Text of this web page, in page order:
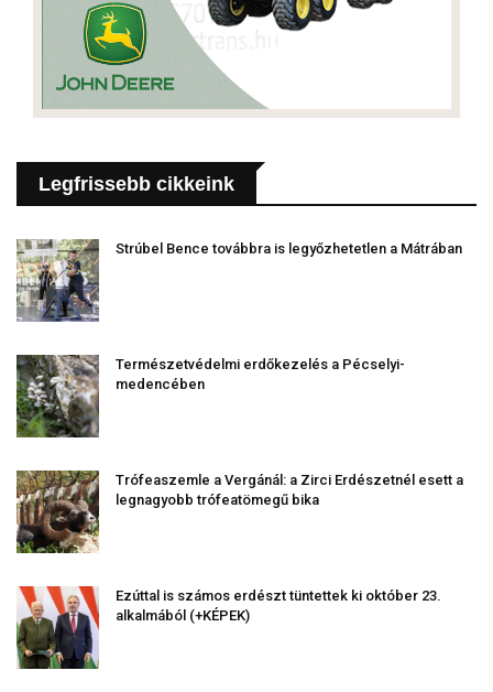
Legfrissebb cikkeink
Strúbel Bence továbbra is legyőzhetetlen a Mátrában
Természetvédelmi erdőkezelés a Pécselyi-
medencében
Trófeaszemle a Vergánál: a Zirci Erdészetnél esett a
legnagyobb trófeatömegű bika
Ezúttal is számos erdészt tüntettek ki október 23.
alkalmából (+KÉPEK)